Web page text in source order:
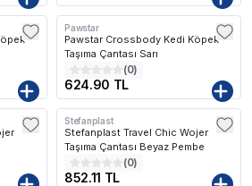
Pawstar
Pawstar Crossbody Kedi Köpek
Taşıma Çantası Sarı
(0)
624.90 TL
Kargo Bedava
Stefanplast
Stefanplast Travel Chic Wojer
Taşıma Çantası Beyaz Pembe
(0)
852.11 TL